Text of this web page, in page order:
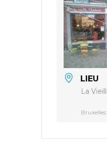
LIEU
La
Bruxelles